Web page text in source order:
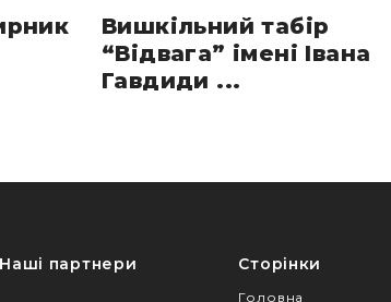
Вишкільний табір
“Відвага” імені Івана
Гавдиди ...
Наші партнери Сторінки
Головна